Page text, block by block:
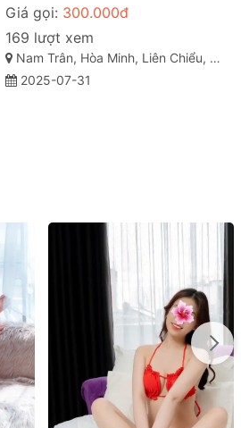
Giá gọi: 300.000đ
169 lượt xem
Nam Trân, Hòa Minh, Liên Chiểu, Đà Nẵng
2025-07-31